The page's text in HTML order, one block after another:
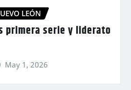
LEÓN
primera serie y liderato
May 1, 2026